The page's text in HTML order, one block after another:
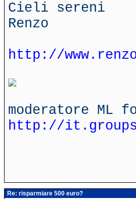
Cieli sereni
Renzo
http://
moderatore ML
http://
Re: risparmiare 500 euro?